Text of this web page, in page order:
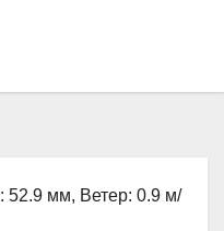
52.9 мм, Ветер: 0.9 м/